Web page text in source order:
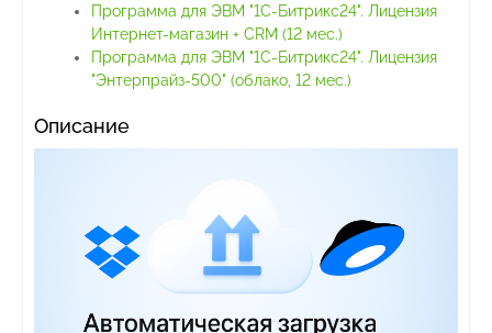
Программа для ЭВМ "1С-Битрикс24". Лицензия
Интернет-магазин + CRM (12 мес.)
Программа для ЭВМ "1С-Битрикс24". Лицензия
"Энтерпрайз-500" (облако, 12 мес.)
Описание